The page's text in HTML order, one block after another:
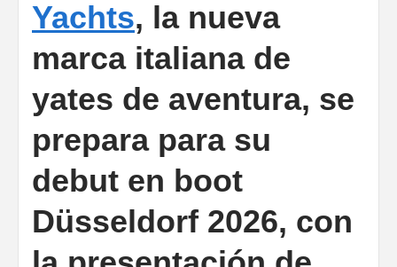
Yachts, la nueva
marca italiana de
yates de aventura, se
prepara para su
debut en boot
Düsseldorf 2026, con